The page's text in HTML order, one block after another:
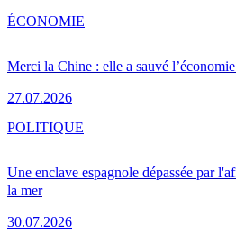
Merci la Chine : elle a sauvé
27.07.2026
ÉCONOMIE
Une enclave espagnole dépassée par
la mer
30.07.2026
POLITIQUE